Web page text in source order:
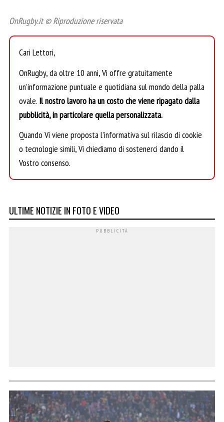
OnRugby.it © Riproduzione riservata
Cari Lettori,
OnRugby, da oltre 10 anni, Vi offre gratuitamente
un’informazione puntuale e quotidiana sul mondo della palla
ovale. Il nostro lavoro ha un costo che viene ripagato dalla
pubblicità, in particolare quella personalizzata.
Quando Vi viene proposta l’informativa sul rilascio di cookie
o tecnologie simili, Vi chiediamo di sostenerci dando il
Vostro consenso.
ULTIME NOTIZIE IN FOTO E VIDEO